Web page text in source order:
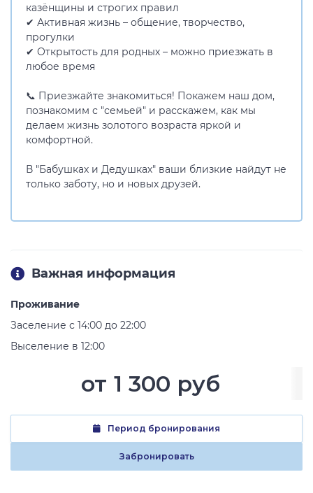
казёнщины и строгих правил
✔ Активная жизнь – общение, творчество,
прогулки
✔ Открытость для родных – можно приезжать в
любое время
📞 Приезжайте знакомиться! Покажем наш дом,
познакомим с "семьей" и расскажем, как мы
делаем жизнь золотого возраста яркой и
комфортной.
В "Бабушках и Дедушках" ваши близкие найдут не
только заботу, но и новых друзей.
от 1 300 руб
Период бронирования
Забронировать
Важная информация
Проживание
Заселение с 14:00 до 22:00
Выселение в 12:00